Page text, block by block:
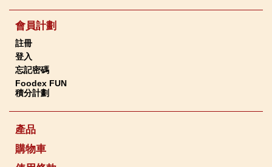
會員計劃
註冊
登入
忘記密碼
Foodex FUN
積分計劃
產品
購物車